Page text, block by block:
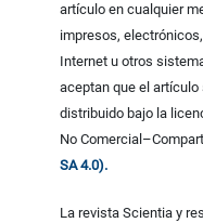
artículo en cualquier
impresos,
Internet u otros
aceptan que el
distribuido bajo la
No
SA 4.0).
La revista Scientia y